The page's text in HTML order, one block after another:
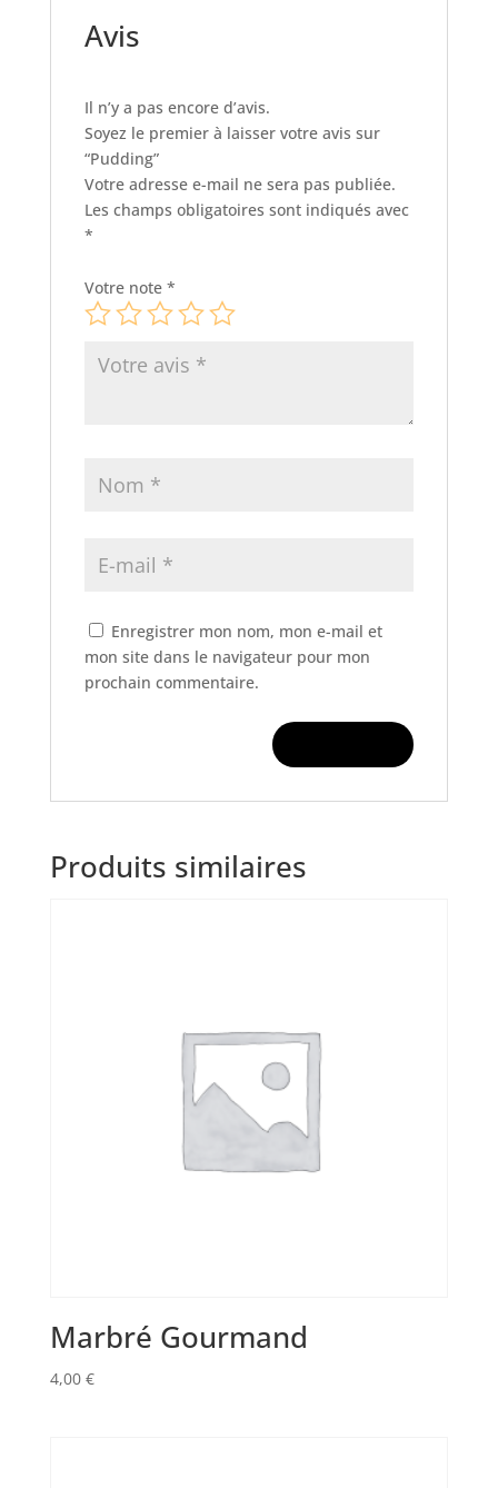
Avis
Il n’y a pas encore d’avis.
Soyez le premier à laisser votre avis sur
“Pudding”
Votre adresse e-mail ne sera pas publiée.
Les champs obligatoires sont indiqués avec
*
Votre note *
Enregistrer mon nom, mon e-mail et
mon site dans le navigateur pour mon
prochain commentaire.
Produits similaires
Marbré Gourmand
4,00 €